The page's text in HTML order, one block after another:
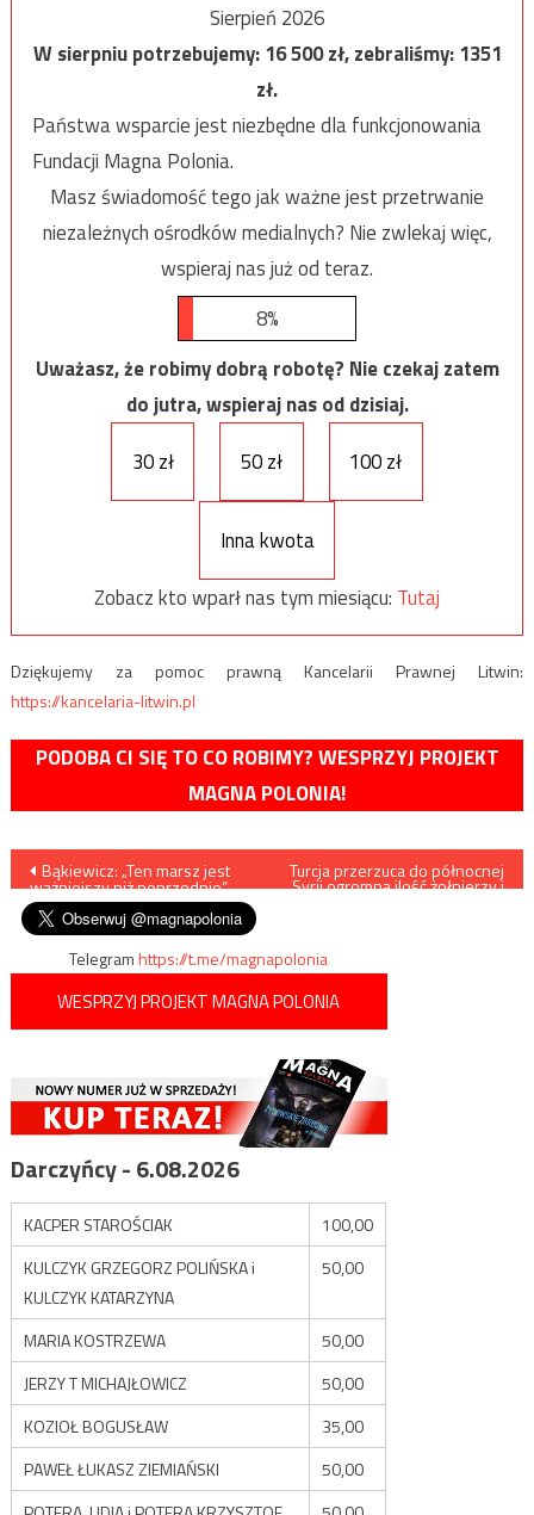
Sierpień 2026
W sierpniu potrzebujemy:16 500zł, zebraliśmy:1351
zł.
Państwa wsparcie jest niezbędne dla funkcjonowania
Fundacji Magna Polonia.
Masz świadomość tego jak ważne jest przetrwanie
niezależnych ośrodków medialnych? Nie zwlekaj więc,
wspieraj nas już od teraz.
8%
Uważasz, że robimy dobrą robotę? Nie czekaj zatem
do jutra, wspieraj nas od dzisiaj.
30 zł
50 zł 100 zł
Inna kwota
Zobacz kto wparł nas tym miesiącu: Tutaj
Dziękujemy za pomoc prawną Kancelarii Prawnej Litwin:
https://kancelaria-litwin.pl
PODOBA CI SIĘ TO CO ROBIMY? WESPRZYJ PROJEKT
MAGNA POLONIA!
Nawigacja
wpisu
Bąkiewicz: „Ten marsz jest
ważniejszy niż poprzednie”
Turcja przerzuca do północnej
Syrii ogromną ilość żołnierzy i
Telegramhttps://t.me/magnapolonia
WESPRZYJ PROJEKT MAGNA POLONIA
Darczyńcy - 6.08.2026
KACPER STAROŚCIAK
100,00
KULCZYK GRZEGORZ POLIŃSKA i
KULCZYK KATARZYNA
50,00
MARIA KOSTRZEWA
50,00
JERZY T MICHAJŁOWICZ
50,00
KOZIOŁ BOGUSŁAW
35,00
PAWEŁ ŁUKASZ ZIEMIAŃSKI
50,00